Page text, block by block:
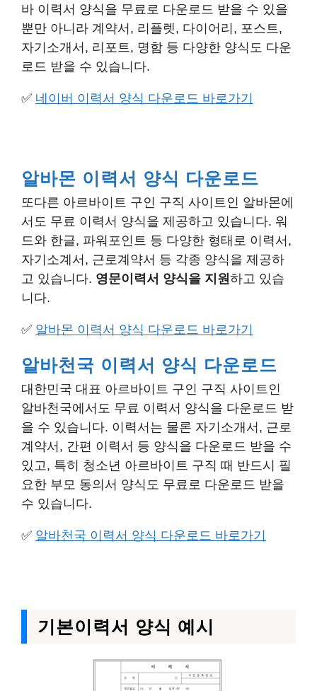
바 이력서 양식을 무료로 다운로드 받을 수 있을
뿐만 아니라 계약서, 리플렛, 다이어리, 포스트,
자기소개서, 리포트, 명함 등 다양한 양식도 다운
로드 받을 수 있습니다.
✅ 네이버 이력서 양식 다운로드 바로가기
알바몬 이력서 양식 다운로드
또다른 아르바이트 구인 구직 사이트인 알바몬에
서도 무료 이력서 양식을 제공하고 있습니다. 워
드와 한글, 파워포인트 등 다양한 형태로 이력서,
자기소계서, 근로계약서 등 각종 양식을 제공하
고 있습니다. 영문이력서 양식을 지원 하고 있습
니다.
✅ 알바몬 이력서 양식 다운로드 바로가기
알바천국 이력서 양식 다운로드
대한민국 대표 아르바이트 구인 구직 사이트인
알바천국에서도 무료 이력서 양식을 다운로드 받
을 수 있습니다. 이력서는 물론 자기소개서, 근로
계약서, 간편 이력서 등 양식을 다운로드 받을 수
있고, 특히 청소년 아르바이트 구직 때 반드시 필
요한 부모 동의서 양식도 무료로 다운로드 받을
수 있습니다.
✅ 알바천국 이력서 양식 다운로드 바로가기
기본이력서 양식 예시